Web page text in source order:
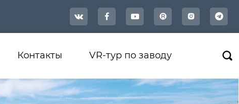
   
Контакты VR-тур по заводу 